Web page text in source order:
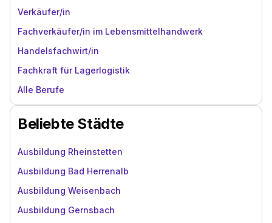
Verkäufer/in
Fachverkäufer/in im Lebensmittelhandwerk
Handelsfachwirt/in
Fachkraft für Lagerlogistik
Alle Berufe
Beliebte Städte
Ausbildung Rheinstetten
Ausbildung Bad Herrenalb
Ausbildung Weisenbach
Ausbildung Gernsbach